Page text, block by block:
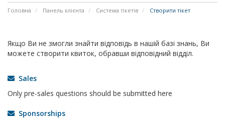
Головна Панель клієнта Система тікетів Створити тікет
Якщо Ви не змогли знайти відповідь в нашій базі знань, Ви
можете створити квиток, обравши відповідний відділ.
Sales
Only pre-sales questions should be submitted here
Sponsorships